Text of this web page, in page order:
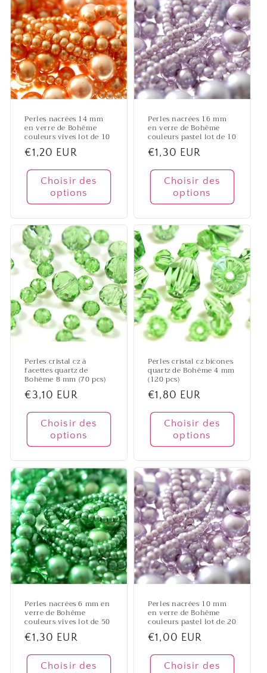
Perles nacrées 14 mm
en verre de Bohême
couleurs vives lot de 10
Prix
habituel
€1,20 EUR
Choisir des
options
Perles nacrées 16 mm
en verre de Bohême
couleurs pastel lot de 10
Prix
habituel
€1,30 EUR
Choisir des
options
Perles cristal cz à
facettes quartz de
Bohème 8 mm (70 pcs)
Prix
habituel
€3,10 EUR
Choisir des
options
Perles cristal cz bicones
quartz de Bohême 4 mm
(120 pcs)
Prix
habituel
€1,80 EUR
Choisir des
options
Perles nacrées 6 mm en
verre de Bohême
couleurs vives lot de 50
Prix
habituel
€1,30 EUR
Choisir des
Perles nacrées 10 mm
en verre de Bohême
couleurs pastel lot de 20
Prix
habituel
€1,00 EUR
Choisir des